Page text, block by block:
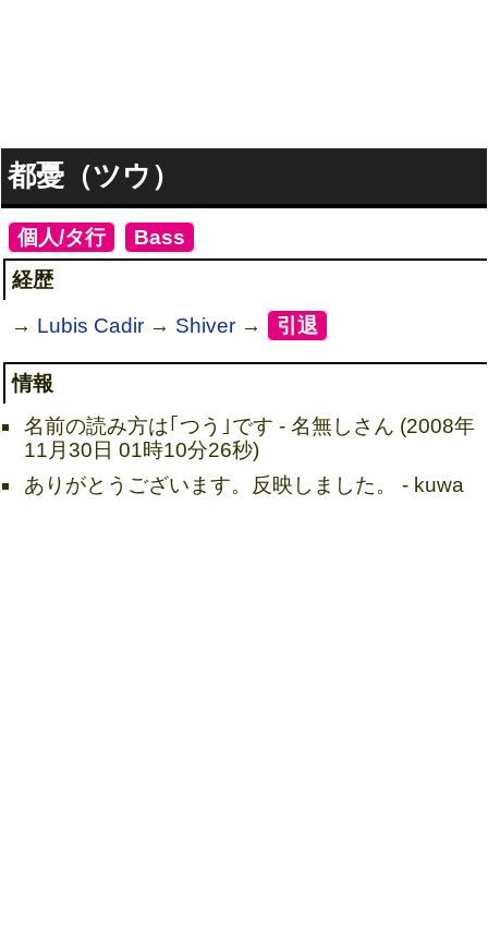
都憂（ツウ）
個人/タ行] Bass
経歴
→ Lubis Cadir → Shiver → 引退
情報
名前の読み方は｢つう｣です - 名無しさん (2008年
11月30日 01時10分26秒)
ありがとうございます。反映しました。 - kuwa